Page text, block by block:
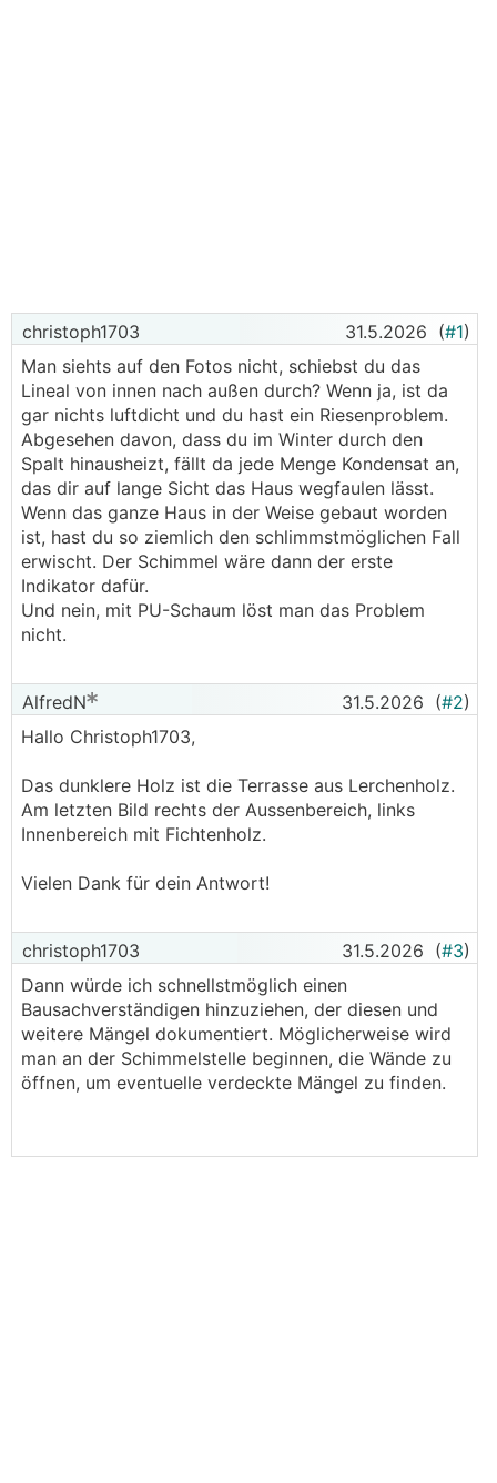
christoph1703 31.5.2026 (#1)
Man siehts auf den Fotos nicht, schiebst du das
Lineal von innen nach außen durch? Wenn ja, ist da
gar nichts luftdicht und du hast ein Riesenproblem.
Abgesehen davon, dass du im Winter durch den
Spalt hinausheizt, fällt da jede Menge Kondensat an,
das dir auf lange Sicht das Haus wegfaulen lässt.
Wenn das ganze Haus in der Weise gebaut worden
ist, hast du so ziemlich den schlimmstmöglichen Fall
erwischt. Der Schimmel wäre dann der erste
Indikator dafür.
Und nein, mit PU-Schaum löst man das Problem
nicht.
AlfredN 31.5.2026 (#2)
Hallo Christoph1703,
Das dunklere Holz ist die Terrasse aus Lerchenholz.
Am letzten Bild rechts der Aussenbereich, links
Innenbereich mit Fichtenholz.
Vielen Dank für dein Antwort!
christoph1703 31.5.2026 (#3)
Dann würde ich schnellstmöglich einen
Bausachverständigen hinzuziehen, der diesen und
weitere Mängel dokumentiert. Möglicherweise wird
man an der Schimmelstelle beginnen, die Wände zu
öffnen, um eventuelle verdeckte Mängel zu finden.